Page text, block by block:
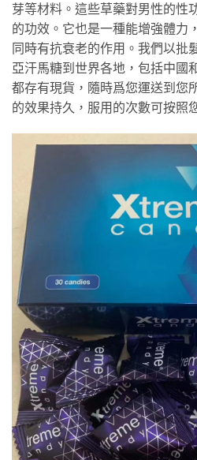
芽等材料。這些草藥對男性的性
的功效。它也是一種能增強體力
同時有抗衰老的作用。我們以批
亞汗馬糖到世界各地，包括中國
都存有現貨，隨時爲您運送到您
的效果持久，服用的次數可按照